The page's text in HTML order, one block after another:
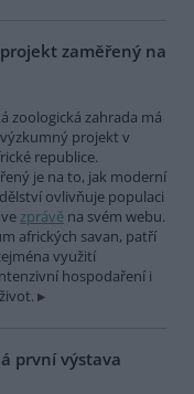
zaměřený na
zoologická zahrada má
projekt v
republice.
je na to, jak moderní
ovlivňuje populaci
zprávě na svém webu.
afrických savan, patří
využití
hospodaření i
první výstava